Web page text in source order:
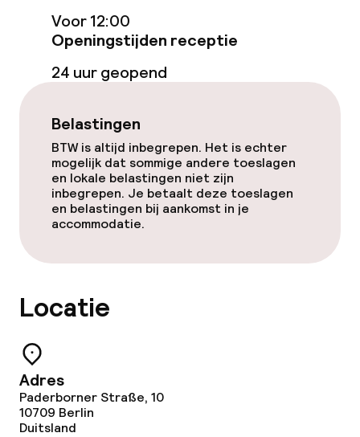
Voor 12:00
Openingstijden receptie
24 uur geopend
Belastingen
BTW is altijd inbegrepen. Het is echter
mogelijk dat sommige andere toeslagen
en lokale belastingen niet zijn
inbegrepen. Je betaalt deze toeslagen
en belastingen bij aankomst in je
accommodatie.
Locatie
Adres
Paderborner Straße, 10
10709 Berlin
Duitsland